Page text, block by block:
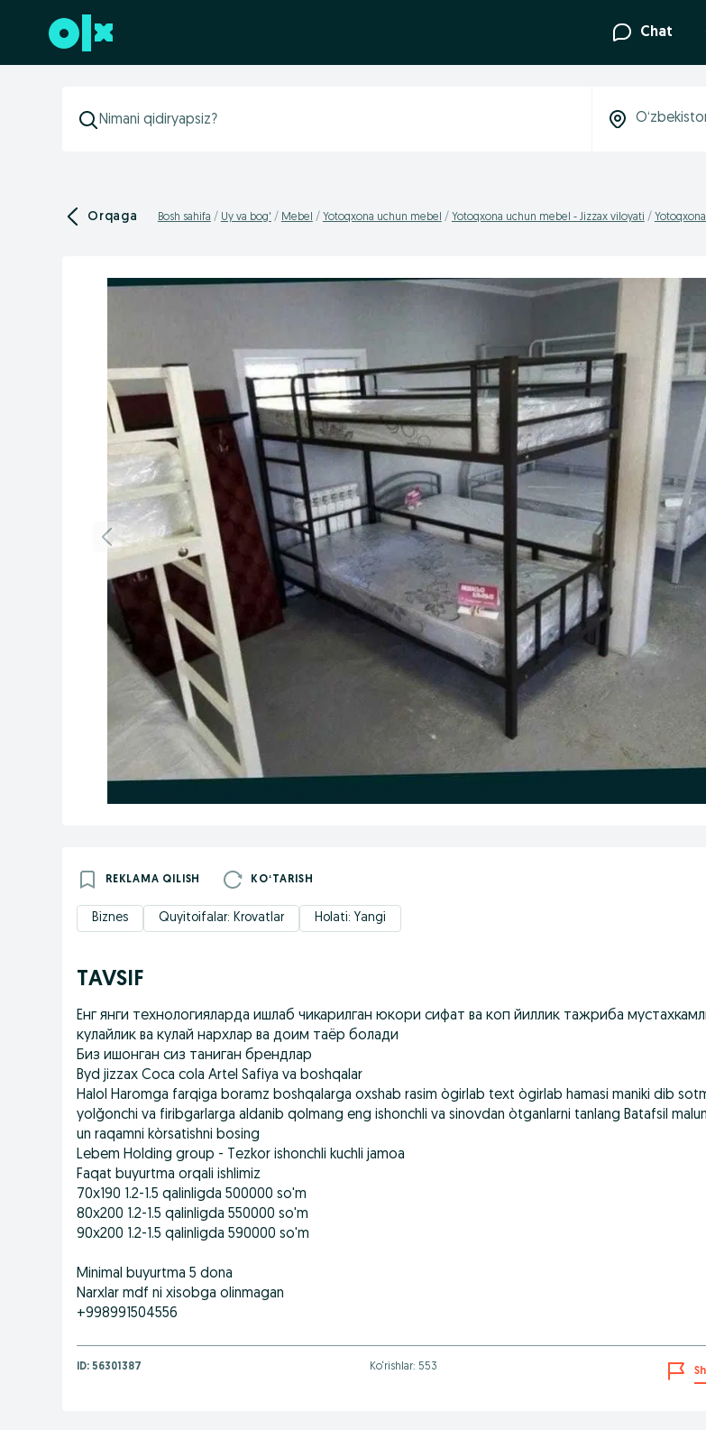
Futerga oʻtish Chat
Orqaga Bosh sahifa Uy va bog' Mebel Yotoqxona uchun mebel Yotoqxona uchun mebel - Jizzax viloyati
REKLAMA QILISH KOʻTARISH
Biznes Quyitoifalar: Krovatlar Holati: Yangi
TAVSIF
Енг янги технологияларда ишлаб чикарилган юкори сифат ва коп йиллик тажриба
кулайлик ва кулай нархлар ва доим таёр болади
Биз ишонган сиз таниган брендлар
Byd jizzax Coca cola Artel Safiya va boshqalar
Halol Haromga farqiga boramz boshqalarga oxshab rasim ògirlab text ògirlab hamasi maniki dib
yolğonchi va firibgarlarga aldanib qolmang eng ishonchli va sinovdan òtganlarni tanlang Batafsil
un raqamni kòrsatishni bosing
Lebem Holding group - Tezkor ishonchli kuchli jamoa
Faqat buyurtma orqali ishlimiz
70x190 1.2-1.5 qalinligda 500000 so'm
80x200 1.2-1.5 qalinligda 550000 so'm
90x200 1.2-1.5 qalinligda 590000 so'm
Minimal buyurtma 5 dona
Narxlar mdf ni xisobga olinmagan
+998991504556
ID: 56301387 Ko‘rishlar: 553